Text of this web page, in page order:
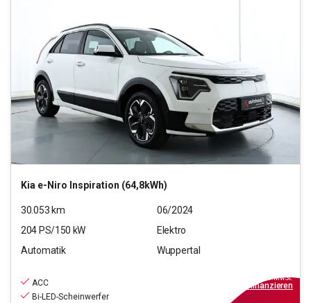
Kia e-Niro Inspiration (64,8kWh)
30.053km
06/2024
204PS/150 kW
Elektro
Automatik
Wuppertal
ACC
Bi-LED-Scheinwerfer
inkl.MwSt.
finanzieren